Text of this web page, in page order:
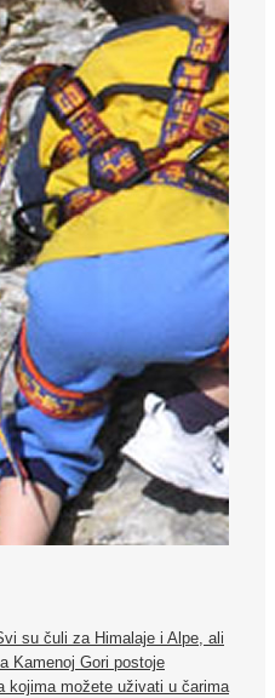
su čuli za Himalaje i Alpe, ali
Kamenoj Gori postoje
kojima možete uživati u čarima